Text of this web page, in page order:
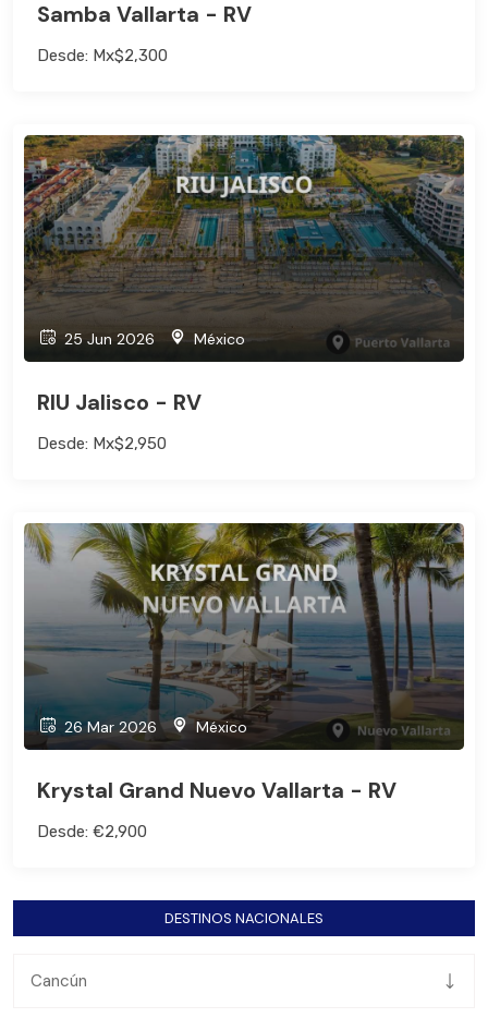
Samba Vallarta - RV
Desde: Mx$2,300
25 Jun 2026 México
RIU Jalisco - RV
Desde: Mx$2,950
26 Mar 2026 México
Krystal Grand Nuevo Vallarta - RV
Desde: €2,900
DESTINOS NACIONALES
Cancún